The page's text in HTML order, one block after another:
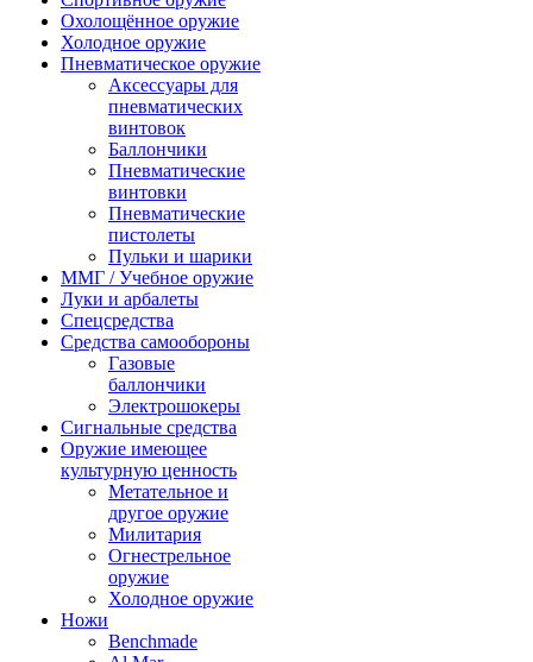
Охолощённое оружие
Холодное оружие
Пневматическое оружие
Аксессуары для
пневматических
винтовок
Баллончики
Пневматические
винтовки
Пневматические
пистолеты
Пульки и шарики
ММГ / Учебное оружие
Луки и арбалеты
Спецсредства
Средства самообороны
Газовые
баллончики
Электрошокеры
Сигнальные средства
Оружие имеющее
культурную ценность
Метательное и
другое оружие
Милитария
Огнестрельное
оружие
Холодное оружие
Ножи
Benchmade